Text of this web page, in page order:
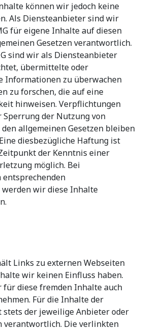
können wir jedoch keine
Als Diensteanbieter sind wir
für eigene Inhalte auf diesen
Gesetzen verantwortlich.
sind wir als Diensteanbieter
übermittelte oder
Informationen zu überwachen
zu forschen, die auf eine
hinweisen. Verpflichtungen
der Nutzung von
allgemeinen Gesetzen bleiben
diesbezügliche Haftung ist
der Kenntnis einer
möglich. Bei
entsprechenden
werden wir diese Inhalte
Links zu externen Webseiten
wir keinen Einfluss haben.
für diese fremden Inhalte auch
Für die Inhalte der
der jeweilige Anbieter oder
verantwortlich. Die verlinkten